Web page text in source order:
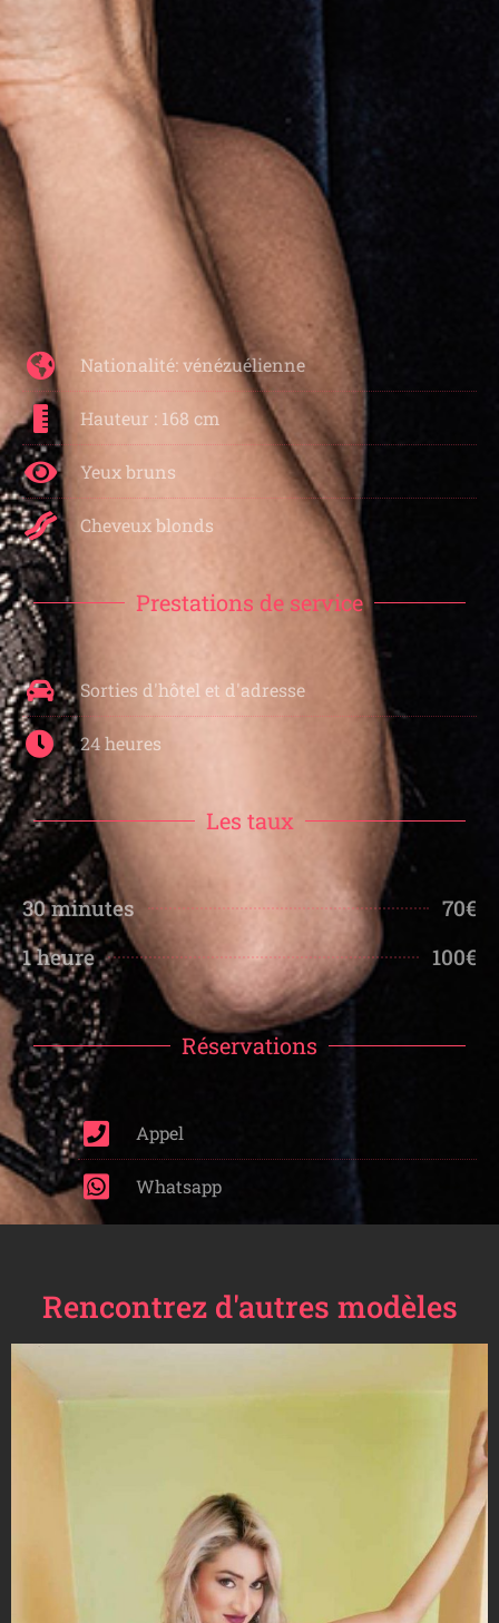
Nationalité: vénézuélienne
Hauteur : 168 cm
Yeux bruns
Cheveux blonds
Prestations de service
Sorties d'hôtel et d'adresse
24 heures
Les taux
30 minutes
70€
1 heure
100€
Réservations
Appel
Whatsapp
Rencontrez d'autres modèles